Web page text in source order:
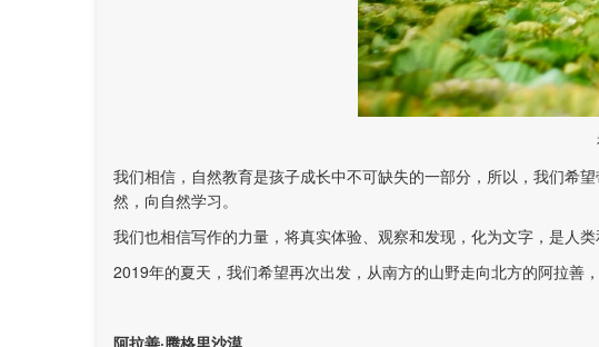
我们相信，自然教育是孩子成长中不可缺失的一部分，所以，我们希
然，向自然学习。
我们也相信写作的力量，将真实体验、观察和发现，化为文字，是人
2019年的夏天，我们希望再次出发，从南方的山野走向北方的阿拉善
阿拉善·腾格里沙漠